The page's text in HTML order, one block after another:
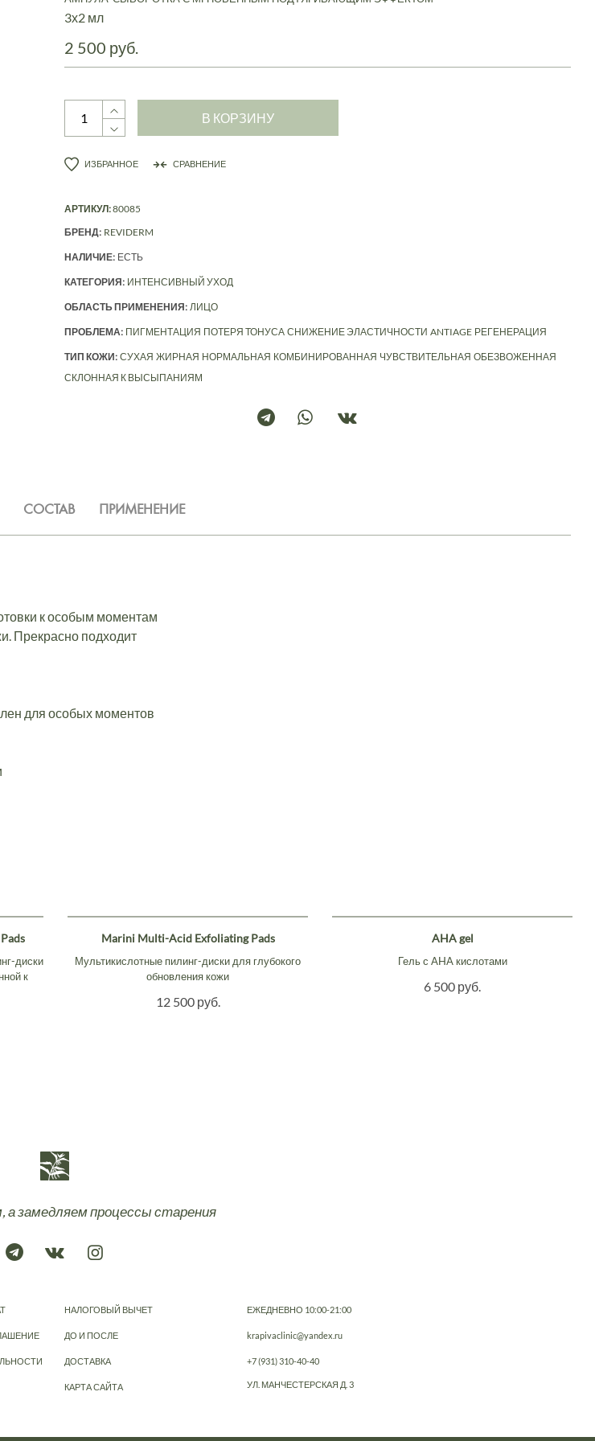
3х2 мл
2 500 руб.
В КОРЗИНУ
ИЗБРАННОЕ СРАВНЕНИЕ
АРТИКУЛ:80085
БРЕНД: REVIDERM
НАЛИЧИЕ: ЕСТЬ
КАТЕГОРИЯ: ИНТЕНСИВНЫЙ УХОД
ОБЛАСТЬ ПРИМЕНЕНИЯ: ЛИЦО
ПРОБЛЕМА: ПИГМЕНТАЦИЯ ПОТЕРЯ ТОНУСА СНИЖЕНИЕ ЭЛАСТИЧНОСТИ ANTIAGE РЕГЕНЕРАЦИЯ
ТИП КОЖИ: СУХАЯ ЖИРНАЯ НОРМАЛЬНАЯ КОМБИНИРОВАННАЯ ЧУВСТВИТЕЛЬНАЯ ОБЕЗВОЖЕННАЯ
СКЛОННАЯ К ВЫСЫПАНИЯМ
СОСТАВ ПРИМЕНЕНИЕ
к особым моментам
Прекрасно подходит
для особых моментов
диски
к
Marini Multi-Acid Exfoliating Pads
Мультикислотные пилинг-диски для глубокого
обновления кожи
12 500 руб.
AHA gel
Гель с AHA кислотами
6 500 руб.
а замедляем процессы старения
НАЛОГОВЫЙ ВЫЧЕТ
ДО И ПОСЛЕ
ДОСТАВКА
КАРТА САЙТА
ЕЖЕДНЕВНО 10:00-21:00
krapivaclinic@yandex.ru
+7 (931) 310-40-40
УЛ. МАНЧЕСТЕРСКАЯ Д. 3